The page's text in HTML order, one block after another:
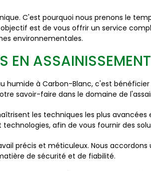
C'est pourquoi nous prenons le
est de vous offrir un service
environnementales.
EN
humide à Carbon-Blanc, c'est
savoir-faire dans le domaine de
les techniques les plus
afin de vous fournir des
précis et méticuleux. Nous
de sécurité et de fiabilité.